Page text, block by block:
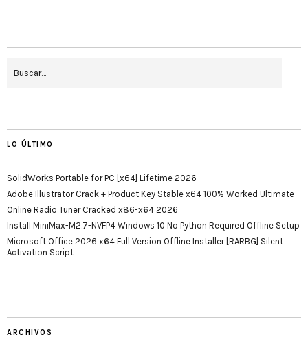
LO ÚLTIMO
SolidWorks Portable for PC [x64] Lifetime 2026
Adobe Illustrator Crack + Product Key Stable x64 100% Worked Ultimate
Online Radio Tuner Cracked x86-x64 2026
Install MiniMax-M2.7-NVFP4 Windows 10 No Python Required Offline Setup
Microsoft Office 2026 x64 Full Version Offline Installer [RARBG] Silent
Activation Script
ARCHIVOS